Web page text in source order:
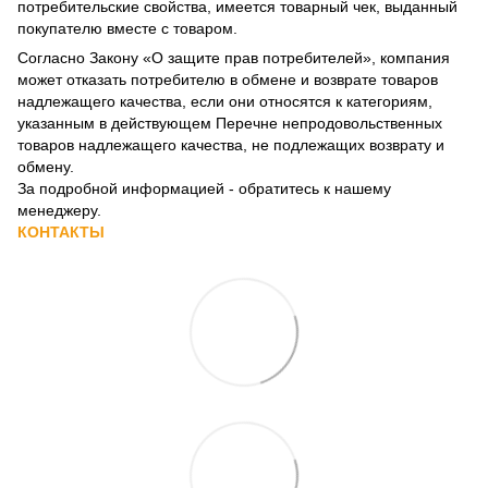
потребительские свойства, имеется товарный чек, выданный
покупателю вместе с товаром.
Согласно Закону «О защите прав потребителей» , компания
может отказать потребителю в обмене и возврате товаров
надлежащего качества, если они относятся к категориям,
указанным в действующем Перечне непродовольственных
товаров надлежащего качества, не подлежащих возврату и
обмену.
За подробной информацией - обратитесь к нашему
менеджеру.
КОНТАКТЫ